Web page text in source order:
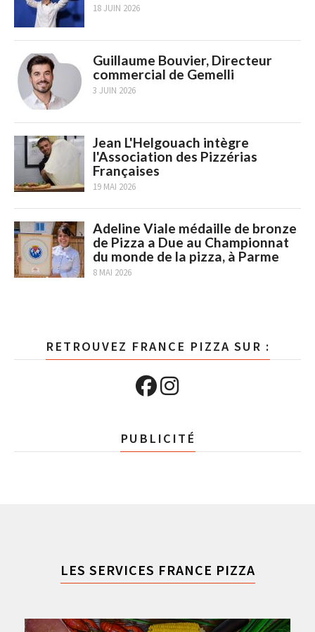
18 JUIN 2026
Guillaume Bouvier, Directeur
commercial de Gemelli
3 JUIN 2026
Jean L'Helgouach intègre
l'Association des Pizzérias
Françaises
19 MAI 2026
Adeline Viale médaille de bronze
de Pizza a Due au Championnat
du monde de la pizza, à Parme
8 MAI 2026
RETROUVEZ FRANCE PIZZA SUR :
PUBLICITÉ
LES SERVICES FRANCE PIZZA